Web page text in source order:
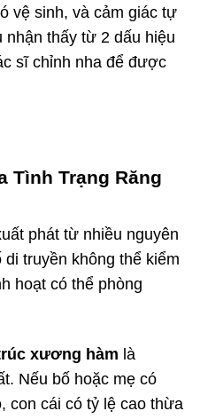
vệ sinh, và cảm giác tự
thấy từ 2 dấu hiệu
sĩ chỉnh nha để được
Tình Trạng Răng
phát từ nhiều nguyên
truyền không thể kiểm
hoạt có thể phòng
xương hàm là
Nếu bố hoặc mẹ có
con cái có tỷ lệ cao thừa